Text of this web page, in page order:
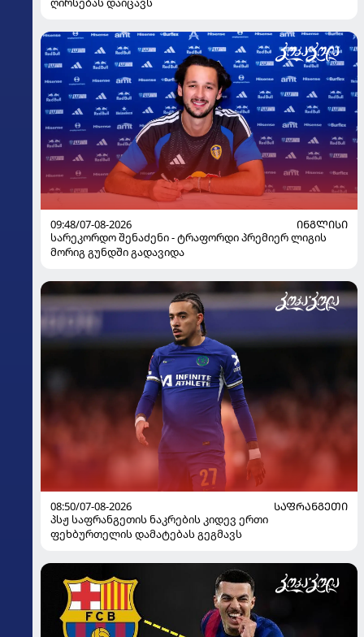
09:48/07-08-2026
ᲘᲜᲒᲚᲘᲡᲘ
სარეკორდო შენაძენი - ტრაფორდი პრემიერ ლიგის
მორიგ გუნდში გადავიდა
08:50/07-08-2026
ᲡᲐᲤᲠᲐᲜᲒᲔᲗᲘ
პსჟ საფრანგეთის ნაკრების კიდევ ერთი
ფეხბურთელის დამატებას გეგმავს